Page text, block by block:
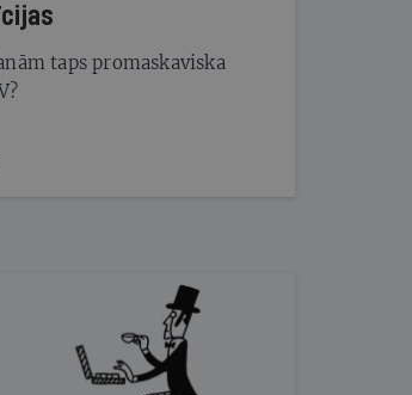
taps promaskaviska